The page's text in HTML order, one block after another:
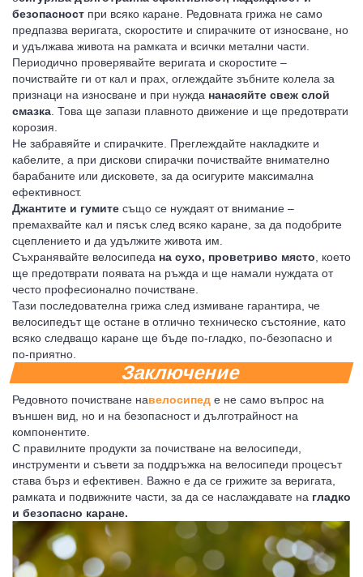
безопасност при всяко каране. Редовната грижа не само
предпазва веригата, скоростите и спирачките от износване, но
и удължава живота на рамката и всички метални части.
Периодично проверявайте веригата и скоростите –
почиствайте ги от кал и прах, оглеждайте зъбните колела за
признаци на износване и при нужда нанасяйте свеж слой
смазка . Това ще запази плавното движение и ще предотврати
корозия.
Не забравяйте и спирачките. Преглеждайте накладките и
кабелите, а при дискови спирачки почиствайте внимателно
барабаните или дисковете, за да осигурите максимална
ефективност.
Джантите и гумите също се нуждаят от внимание –
премахвайте кал и пясък след всяко каране, за да подобрите
сцеплението и да удължите живота им.
Съхранявайте велосипеда на сухо, проветриво място , което
ще предотврати появата на ръжда и ще намали нуждата от
често професионално почистване.
Тази последователна грижа след измиване гарантира, че
велосипедът ще остане в отлично техническо състояние, като
всяко следващо каране ще бъде по-гладко, по-безопасно и
по-приятно.
Заключение
Редовното почистване навелосипед е не само въпрос на
външен вид, но и на безопасност и дълготрайност на
компонентите.
С правилните продукти за почистване на велосипеди,
инструменти и съвети за поддръжка на велосипеди процесът
става бърз и ефективен. Важно е да се грижите за веригата,
рамката и подвижните части, за да се наслаждавате на гладко
и безопасно каране.